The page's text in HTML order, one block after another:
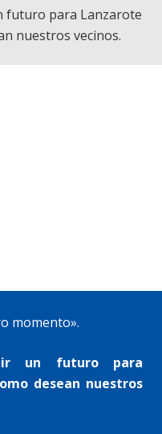
futuro para Lanzarote
nuestros vecinos.
momento».
un futuro para
desean nuestros